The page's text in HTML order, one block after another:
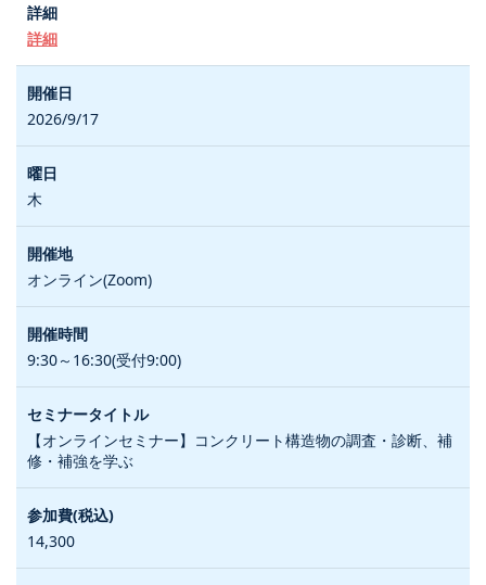
詳細
2026/9/17
木
オンライン(Zoom)
9:30～16:30(受付9:00)
【オンラインセミナー】コンクリート構造物の調査・診断、補
修・補強を学ぶ
14,300